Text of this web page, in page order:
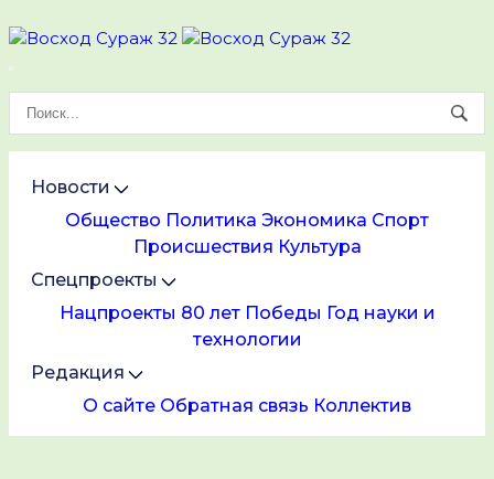
Новости
Общество Политика Экономика Спорт
Происшествия Культура
Спецпроекты
Нацпроекты 80 лет Победы Год науки и
технологии
Редакция
О сайте Обратная связь Коллектив